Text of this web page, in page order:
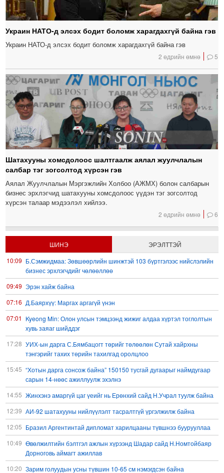
Украин НАТО-д элсэх бодит боломж харагдахгүй байна гэв
Украин НАТО-д элсэх бодит боломж харагдахгүй байна гэв
2 өдрийн өмнө 5
Шатахууны хомсдолоос шалтгаалж аялал жуулчлалын
салбар тэг зогсолтод хүрсэн гэв
Аялал Жуулчлалын Мэргэжлийн Холбоо (АЖМХ) болон салбарын
бизнес эрхлэгчид шатахууны хомсдолоос үүдэн тэг зогсолтод
хүрсэн талаар мэдээлэл хийлээ.
2 өдрийн өмнө 6
ШИНЭ
ЭРЭЛТТЭЙ
10:09 Б.Сэмжидмаа: Зөвшөөрлийн шинжтэй 103 бүртгэлээс нийслэлийн
бизнес эрхлэгчдийг чөлөөллөө
09:49 Эрэн хайж байна
07:16 Д.Баярхүү: Маргах аргагүй үнэн
07:01 Kyeong Min: Олон улсын тэмцээнд жижиг алдаа хүртэл тоглолтын
хувь заяаг шийддэг
17:28 УИХ-ын дарга С.Бямбацогт төрийг төлөөлөн Сутай хайрхны
тэнгэрийг тахих төрийн тахилгад оролцлоо
15:45 “Хотын дарга сонсож байна” 150150 тусгай дугаарыг наймдугаар
сарын 14-нөөс ажиллуулж эхэлнэ
14:55 Жинхэнэ амаргүй цаг үеийг нь Ерөнхий сайд Н.Учрал туулж байна
12:39 АИ-92 шатахууны нийлүүлэлт тасралтгүй үргэлжилж байна
12:05 Бразил Аргентинтай дипломат харилцааны түвшнээ буурууллаа
10:49 Өвөлжилтийн бэлтгэл ажлын хүрээнд Шадар сайд Н.Номтойбаяр
Дорноговь аймагт ажиллав
10:20 Зарим голуудын усны түвшин 10-65 см нэмэгдсэн байна